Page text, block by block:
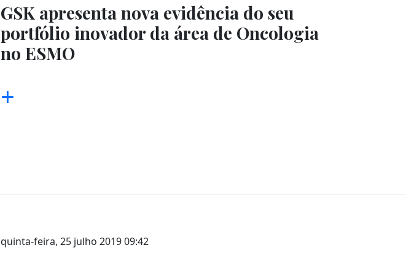
GSK apresenta nova evidência do seu
portfólio inovador da área de Oncologia
no ESMO
+
quinta-feira, 25 julho 2019 09:42